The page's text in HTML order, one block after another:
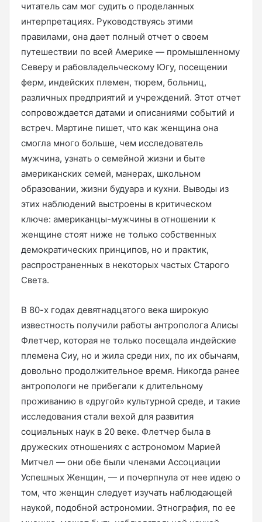
читатель сам мог судить о проделанных
интерпретациях. Руководствуясь этими
правилами, она дает полный отчет о своем
путешествии по всей Америке — промышленному
Северу и рабовладельческому Югу, посещении
ферм, индейских племен, тюрем, больниц,
различных предприятий и учреждений. Этот отчет
сопровождается датами и описаниями событий и
встреч. Мартине пишет, что как женщина она
смогла много больше, чем исследователь
мужчина, узнать о семейной жизни и быте
американских семей, манерах, школьном
образовании, жизни будуара и кухни. Выводы из
этих наблюдений выстроены в критическом
ключе: американцы-мужчины в отношении к
женщине стоят ниже не только собственных
демократических принципов, но и практик,
распространенных в некоторых частых Старого
Света.
В 80-х годах девятнадцатого века широкую
известность получили работы антрополога Алисы
Флетчер, которая не только посещала индейские
племена Сиу, но и жила среди них, по их обычаям,
довольно продолжительное время. Никогда ранее
антропологи не прибегали к длительному
проживанию в «другой» культурной среде, и такие
исследования стали вехой для развития
социальных наук в 20 веке. Флетчер была в
дружеских отношениях с астрономом Марией
Митчел — они обе были членами Ассоциации
Успешных Женщин, — и почерпнула от нее идею о
том, что женщин следует изучать наблюдающей
наукой, подобной астрономии. Этнография, по ее